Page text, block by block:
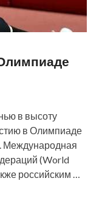
в высоту
в Олимпиаде
Международная
(World
российским …